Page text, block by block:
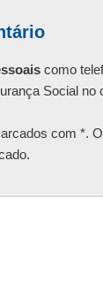
como
Social no
com *.